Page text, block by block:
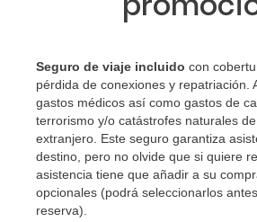
Seguro de viaje incluido con
pérdida de conexiones y repatriación.
gastos médicos así como gastos de
terrorismo y/o catástrofes naturales
extranjero. Este seguro garantiza
destino, pero no olvide que si quiere
asistencia tiene que añadir a su
opcionales (podrá seleccionarlos
reserva)